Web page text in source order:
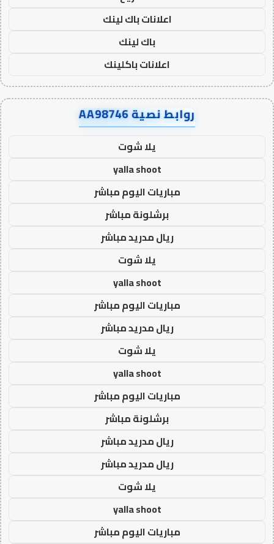
اعلانات باك لينك
باك لينك
اعلانات باكلينك
روابط نصية AA98746
يلا شوت
yalla shoot
مباريات اليوم مباشر
برشلونة مباشر
ريال مدريد مباشر
يلا شوت
yalla shoot
مباريات اليوم مباشر
ريال مدريد مباشر
يلا شوت
yalla shoot
مباريات اليوم مباشر
برشلونة مباشر
ريال مدريد مباشر
ريال مدريد مباشر
يلا شوت
yalla shoot
مباريات اليوم مباشر